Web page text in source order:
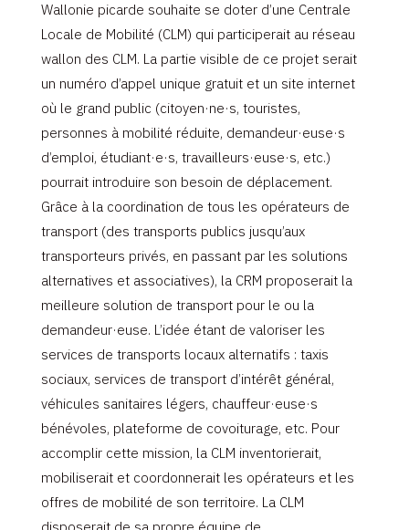
Wallonie picarde souhaite se doter d’une Centrale
Locale de Mobilité (CLM) qui participerait au réseau
wallon des CLM. La partie visible de ce projet serait
un numéro d’appel unique gratuit et un site internet
où le grand public (citoyen·ne·s, touristes,
personnes à mobilité réduite, demandeur·euse·s
d’emploi, étudiant·e·s, travailleurs·euse·s, etc.)
pourrait introduire son besoin de déplacement.
Grâce à la coordination de tous les opérateurs de
transport (des transports publics jusqu’aux
transporteurs privés, en passant par les solutions
alternatives et associatives), la CRM proposerait la
meilleure solution de transport pour le ou la
demandeur·euse. L’idée étant de valoriser les
services de transports locaux alternatifs : taxis
sociaux, services de transport d’intérêt général,
véhicules sanitaires légers, chauffeur·euse·s
bénévoles, plateforme de covoiturage, etc. Pour
accomplir cette mission, la CLM inventorierait,
mobiliserait et coordonnerait les opérateurs et les
offres de mobilité de son territoire. La CLM